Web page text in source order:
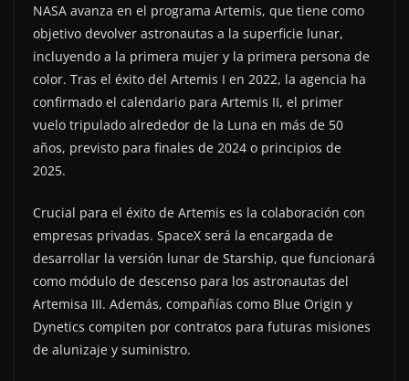
NASA avanza en el programa Artemis, que tiene como
objetivo devolver astronautas a la superficie lunar,
incluyendo a la primera mujer y la primera persona de
color. Tras el éxito del Artemis I en 2022, la agencia ha
confirmado el calendario para Artemis II, el primer
vuelo tripulado alrededor de la Luna en más de 50
años, previsto para finales de 2024 o principios de
2025.
Crucial para el éxito de Artemis es la colaboración con
empresas privadas. SpaceX será la encargada de
desarrollar la versión lunar de Starship, que funcionará
como módulo de descenso para los astronautas del
Artemisa III. Además, compañías como Blue Origin y
Dynetics compiten por contratos para futuras misiones
de alunizaje y suministro.